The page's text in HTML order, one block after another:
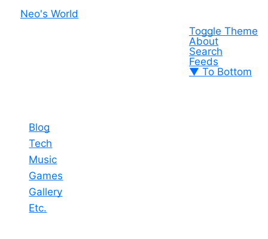
Neo's World
Toggle Theme
About
Search
Feeds
▼ To Bottom
Blog
Tech
Music
Games
Gallery
Etc.